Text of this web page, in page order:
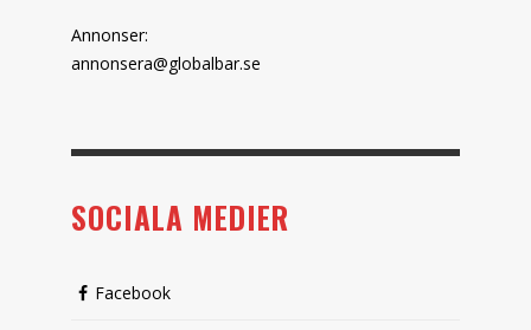
Annonser:
annonsera@globalbar.se
SOCIALA MEDIER
Facebook